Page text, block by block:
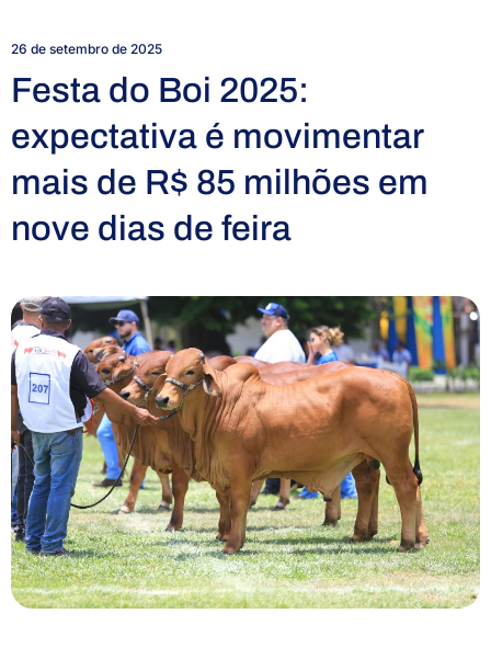
26 de setembro de 2025
Festa do Boi 2025:
expectativa é movimentar
mais de R$ 85 milhões em
nove dias de feira